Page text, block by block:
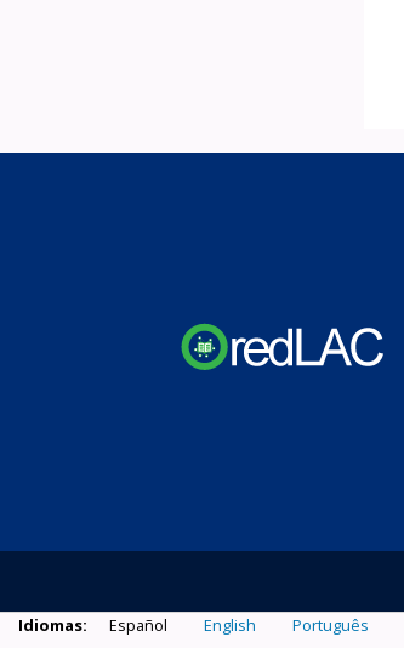
Idiomas: Español English Português